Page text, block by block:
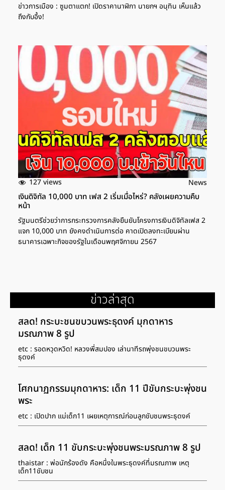
ข่าวการเมือง : ซูมตาแตก! เปิดราคานาฬิกา นายกฯ อนุทิน เห็นแล้ว
ถึงกับอึ้ง!
127 views News
เงินดิจิทัล 10,000 บาท เฟส 2 เริ่มเมื่อไหร่? คลังเผยความคืบ
หน้า
รัฐมนตรีช่วยว่าการกระทรวงการคลังยืนยันโครงการเงินดิจิทัลเฟส 2
แจก 10,000 บาท ยังคงดำเนินการต่อ คาดเปิดลงทะเบียนผ่าน
ธนาคารเฉพาะกิจของรัฐในเดือนพฤศจิกายน 2567
ข่าวล่าสุด
สลด! กระบะชนขบวนพระธุดงค์ มุกดาหาร
มรณภาพ 8 รูป
etc : รอดหวุดหวิด! หลวงพี่สมปอง เล่านาทีรถพุ่งชนขบวนพระ
ธุดงค์
โศกนาฏกรรมมุกดาหาร: เด็ก 11 ปีขับกระบะพุ่งชน
พระ
etc : เปิดปาก แม่เด็ก11 เผยเหตุการณ์ก่อนลูกขับชนพระธุดงค์
สลด! เด็ก 11 ขับกระบะพุ่งชนพระมรณภาพ 8 รูป
thaistar : พ่อนักร้องดัง คือหนึ่งในพระธุดงค์ที่มรณภาพ เหตุ
เด็ก11ขับชน